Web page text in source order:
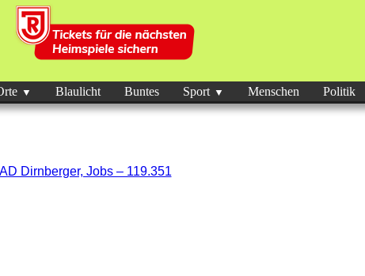
Blaulicht Buntes Sport Menschen Politik